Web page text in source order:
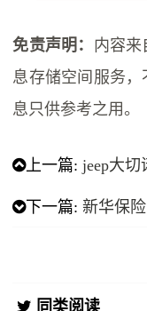
免责声明： 内容来
息存储空间服务
息只供参考之用。
上一篇:jeep大
下一篇:新华保
同类阅读